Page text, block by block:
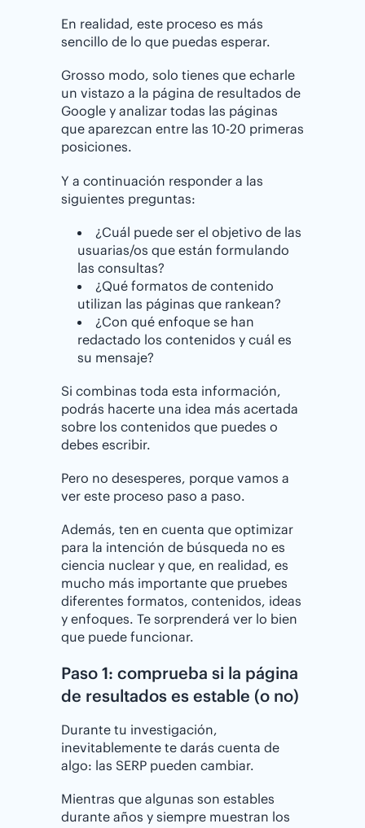
En realidad, este proceso es más
sencillo de lo que puedas esperar.
Grosso modo, solo tienes que echarle
un vistazo a la página de resultados de
Google y analizar todas las páginas
que aparezcan entre las 10-20 primeras
posiciones.
Y a continuación responder a las
siguientes preguntas:
¿Cuál puede ser el objetivo de las
usuarias/os que están formulando
las consultas?
¿Qué formatos de contenido
utilizan las páginas que rankean?
¿Con qué enfoque se han
redactado los contenidos y cuál es
su mensaje?
Si combinas toda esta información,
podrás hacerte una idea más acertada
sobre los contenidos que puedes o
debes escribir.
Pero no desesperes, porque vamos a
ver este proceso paso a paso.
Además, ten en cuenta que optimizar
para la intención de búsqueda no es
ciencia nuclear y que, en realidad, es
mucho más importante que pruebes
diferentes formatos, contenidos, ideas
y enfoques. Te sorprenderá ver lo bien
que puede funcionar.
Paso 1: comprueba si la página
de resultados es estable (o no)
Durante tu investigación,
inevitablemente te darás cuenta de
algo: las SERP pueden cambiar.
Mientras que algunas son estables
durante años y siempre muestran los